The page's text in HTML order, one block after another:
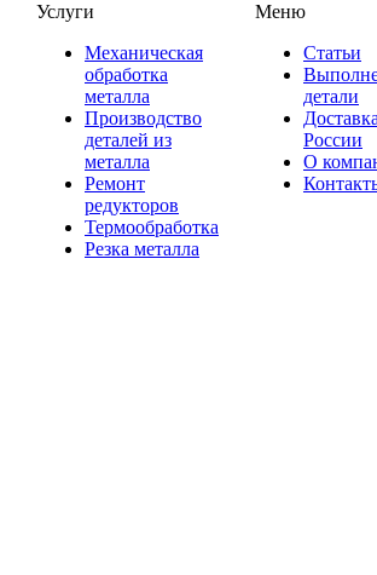
Услуги
Механическая
обработка
металла
Производство
деталей из
металла
Ремонт
редукторов
Термообработка
Резка металла
Меню
Статьи
детали
России
О